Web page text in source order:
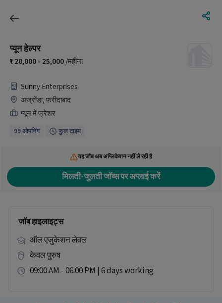
प्यून हेल्पर
20,000 - 25,000/महीना
Sunny Enterprises
अज्रोंडा, फरीदाबाद
प्यून में फ्रेशर
99 ओपनिंग फुल टाइम
यह जॉब अब अप्लिकेशन नहीं ले रही है
मिलती-जुलती जॉब्स पर अप्लाई करें
जॉब हाइलाइट्स
ऑल एजुकेशन लेवल
केवल पुरुष
09:00 AM - 06:00 PM | 6 days working